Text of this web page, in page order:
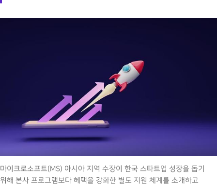
마이크로소프트(MS) 아시아 지역 수장이 한국 스타트업 성장을 돕기
위해 본사 프로그램보다 혜택을 강화한 별도 지원 체계를 소개하고